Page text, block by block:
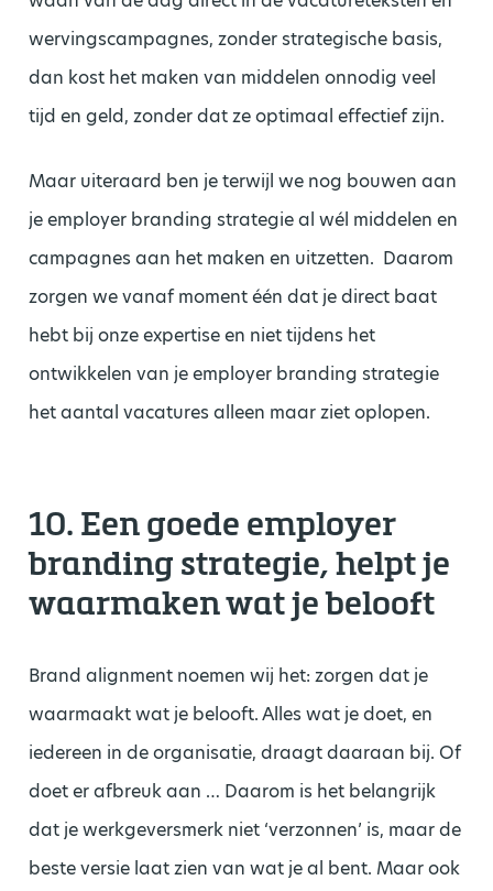
wervingscampagnes, zonder strategische basis,
dan kost het maken van middelen onnodig veel
tijd en geld, zonder dat ze optimaal effectief zijn.
Maar uiteraard ben je terwijl we nog bouwen aan
je employer branding strategie al wél middelen en
campagnes aan het maken en uitzetten. Daarom
zorgen we vanaf moment één dat je direct baat
hebt bij onze expertise en niet tijdens het
ontwikkelen van je employer branding strategie
het aantal vacatures alleen maar ziet oplopen.
10. Een goede employer
branding strategie, helpt je
waarmaken wat je belooft
Brand alignment noemen wij het: zorgen dat je
waarmaakt wat je belooft. Alles wat je doet, en
iedereen in de organisatie, draagt daaraan bij. Of
doet er afbreuk aan … Daarom is het belangrijk
dat je werkgeversmerk niet ‘verzonnen’ is, maar de
beste versie laat zien van wat je al bent. Maar ook